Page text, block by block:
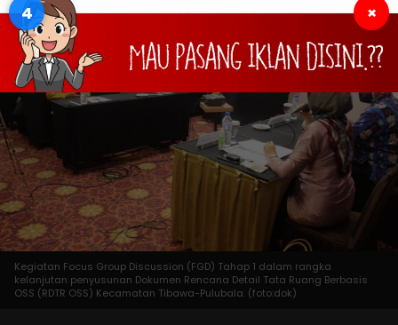
3 ×
Kegiatan Focus Group Discussion (FGD) Tahap 1 dalam rangka
kelanjutan penyusunan Dokumen Rencana Detail Tata Ruang Berbasis
OSS (RDTR OSS) Kecamatan Tibawa-Pulubala. (foto:dok)